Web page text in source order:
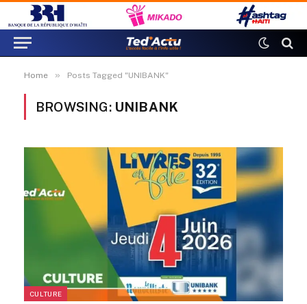
Home » Posts Tagged "UNIBANK"
BROWSING: UNIBANK
CULTURE